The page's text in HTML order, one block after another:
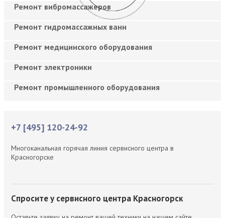
Ремонт вибромассажеров
Ремонт гидромассажных ванн
Ремонт медицинского оборудования
Ремонт электроники
Ремонт промышленного оборудования
+7 [495] 120-24-92
Многоканальная горячая линия сервисного центра в
Красногорске
Спросите у сервисного центра Красногорск